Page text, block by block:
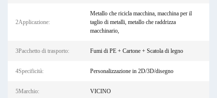
2Applicazione:
Metallo che ricicla macchina, macchina per il
taglio di metalli, metallo che raddrizza
macchinario,
3Pacchetto di trasporto: Fumi di PE + Cartone + Scatola di legno
4Specificità: Personalizzazione in 2D/3D/disegno
5Marchio: VICINO